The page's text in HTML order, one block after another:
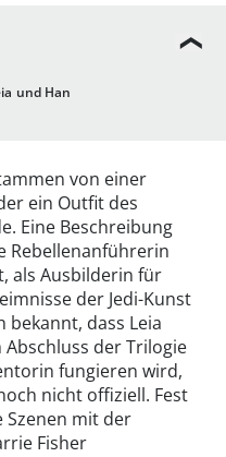
und Han
von einer
ein Outfit des
Eine Beschreibung
Rebellenanführerin
als Ausbilderin für
der Jedi-Kunst
bekannt, dass Leia
der Trilogie
fungieren wird,
nicht offiziell. Fest
Szenen mit der
Fisher